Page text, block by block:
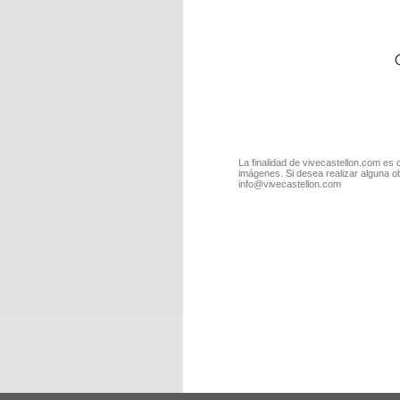
La finalidad de vivecastellon.com
imágenes. Si desea realizar alguna
info@vivecastellon.com